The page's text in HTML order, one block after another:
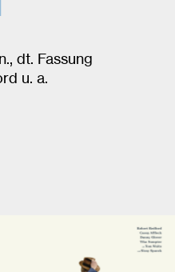
dt. Fassung
u. a.